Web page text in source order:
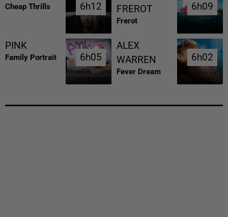
Cheap Thrills 6h12
6h12
FREROT
Frerot
6h09
6h09
PINK
Family Portrait 6h05
6h05
ALEX
WARREN
Fever Dream
6h02
6h02